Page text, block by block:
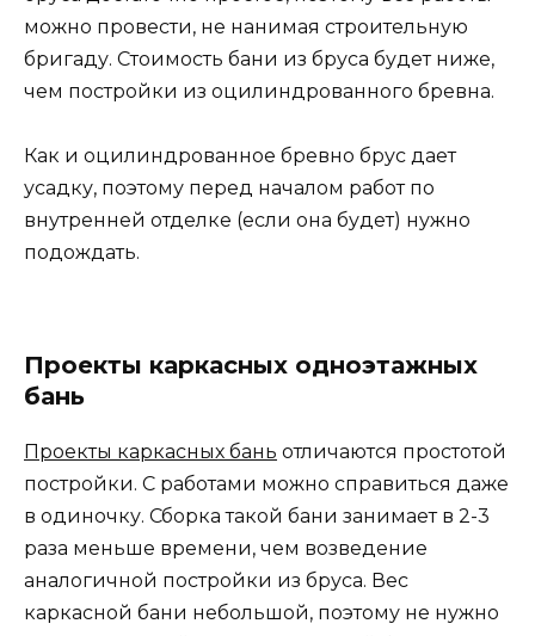
можно провести, не нанимая строительную
бригаду. Стоимость бани из бруса будет ниже,
чем постройки из оцилиндрованного бревна.
Как и оцилиндрованное бревно брус дает
усадку, поэтому перед началом работ по
внутренней отделке (если она будет) нужно
подождать.
Проекты каркасных одноэтажных
бань
Проекты каркасных бань отличаются простотой
постройки. С работами можно справиться даже
в одиночку. Сборка такой бани занимает в 2-3
раза меньше времени, чем возведение
аналогичной постройки из бруса. Вес
каркасной бани небольшой, поэтому не нужно